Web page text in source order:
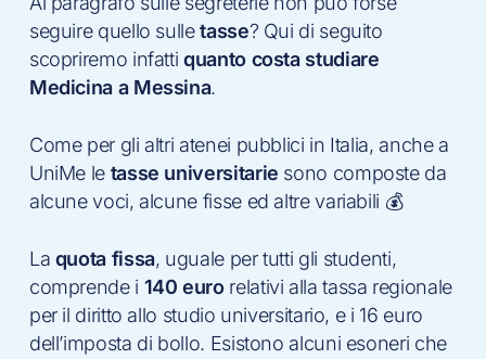
seguire quello sulletasse? Qui di seguito
scopriremo infattiquanto costa studiare
Medicina a Messina.
Come per gli altri atenei pubblici in Italia, anche a
UniMe le tasse universitarie sono composte da
alcune voci, alcune fisse ed altre variabili 💰
La quota fissa, uguale per tutti gli studenti,
comprende i 140 eurorelativi alla tassa regionale
per il diritto allo studio universitario, e i 16 euro
dell’imposta di bollo. Esistono alcuni esoneri che